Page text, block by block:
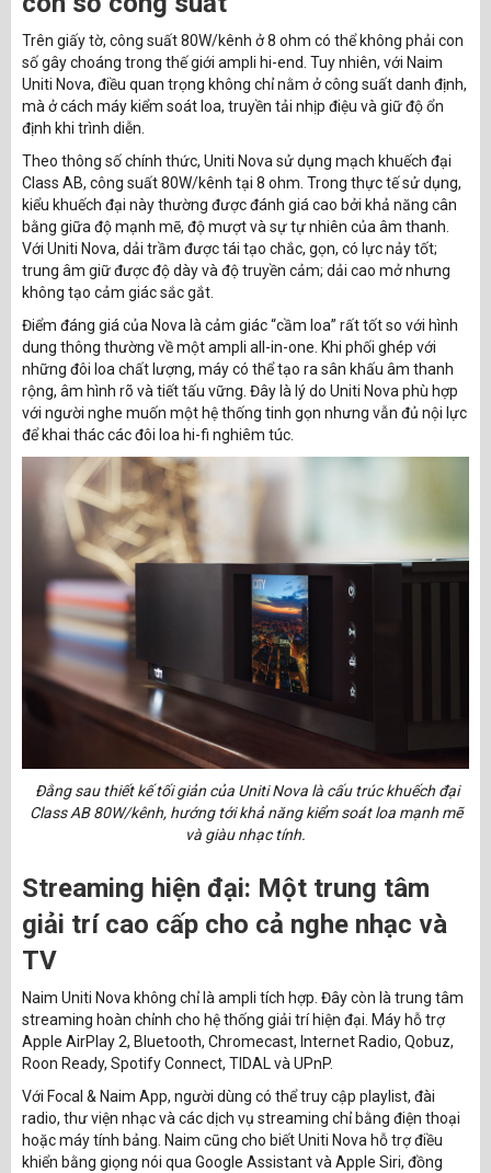
Trên giấy tờ, công suất 80W/kênh ở 8 ohm có thể không phải con
số gây choáng trong thế giới ampli hi-end. Tuy nhiên, với Naim
Uniti Nova, điều quan trọng không chỉ nằm ở công suất danh định,
mà ở cách máy kiểm soát loa, truyền tải nhịp điệu và giữ độ ổn
định khi trình diễn.
Theo thông số chính thức, Uniti Nova sử dụng mạch khuếch đại
Class AB, công suất 80W/kênh tại 8 ohm. Trong thực tế sử dụng,
kiểu khuếch đại này thường được đánh giá cao bởi khả năng cân
bằng giữa độ mạnh mẽ, độ mượt và sự tự nhiên của âm thanh.
Với Uniti Nova, dải trầm được tái tạo chắc, gọn, có lực nảy tốt;
trung âm giữ được độ dày và độ truyền cảm; dải cao mở nhưng
không tạo cảm giác sắc gắt.
Điểm đáng giá của Nova là cảm giác “cầm loa” rất tốt so với hình
dung thông thường về một ampli all-in-one. Khi phối ghép với
những đôi loa chất lượng, máy có thể tạo ra sân khấu âm thanh
rộng, âm hình rõ và tiết tấu vững. Đây là lý do Uniti Nova phù hợp
với người nghe muốn một hệ thống tinh gọn nhưng vẫn đủ nội lực
để khai thác các đôi loa hi-fi nghiêm túc.
Đằng sau thiết kế tối giản của Uniti Nova là cấu trúc khuếch đại
Class AB 80W/kênh, hướng tới khả năng kiểm soát loa mạnh mẽ
và giàu nhạc tính.
Streaming hiện đại: Một trung tâm
giải trí cao cấp cho cả nghe nhạc và
TV
Naim Uniti Nova không chỉ là ampli tích hợp. Đây còn là trung tâm
streaming hoàn chỉnh cho hệ thống giải trí hiện đại. Máy hỗ trợ
Apple AirPlay 2, Bluetooth, Chromecast, Internet Radio, Qobuz,
Roon Ready, Spotify Connect, TIDAL và UPnP.
Với Focal & Naim App, người dùng có thể truy cập playlist, đài
radio, thư viện nhạc và các dịch vụ streaming chỉ bằng điện thoại
hoặc máy tính bảng. Naim cũng cho biết Uniti Nova hỗ trợ điều
khiển bằng giọng nói qua Google Assistant và Apple Siri, đồng